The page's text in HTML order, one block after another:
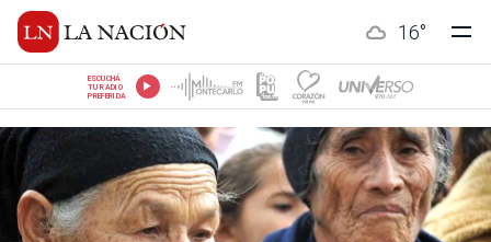
16°
ESCUCHÁ
TU RADIO
PREFERIDA